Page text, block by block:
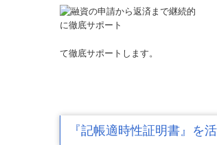
て徹底サポートします。
『記帳適時性証明書』を